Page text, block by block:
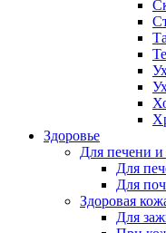
Здоровье
Для печени и
Для
Для
Здоровая
Для